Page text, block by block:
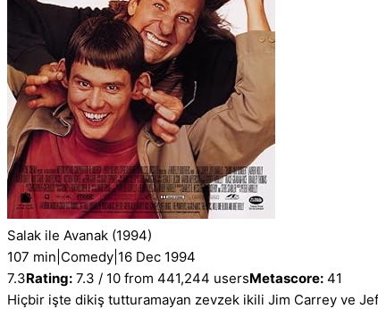
Salak ile Avanak (1994)
107 min Comedy 16 Dec 1994
7.3Rating: 7.3 / 10 from 441,244 usersMetascore: 41
Hiçbir işte dikiş tutturamayan zevzek ikili Jim Carrey ve